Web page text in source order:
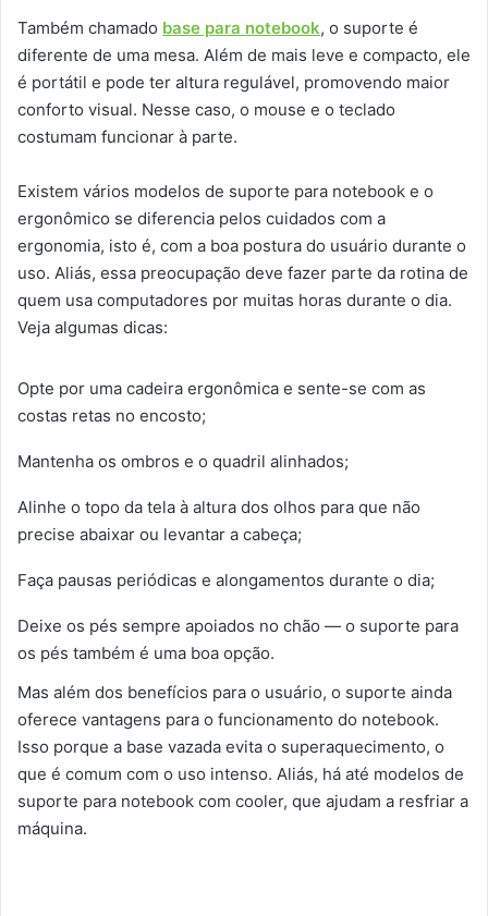
Também chamado base para notebook, o suporte é
diferente de uma mesa. Além de mais leve e compacto, ele
é portátil e pode ter altura regulável, promovendo maior
conforto visual. Nesse caso, o mouse e o teclado
costumam funcionar à parte.
Existem vários modelos de suporte para notebook e o
ergonômico se diferencia pelos cuidados com a
ergonomia, isto é, com a boa postura do usuário durante o
uso. Aliás, essa preocupação deve fazer parte da rotina de
quem usa computadores por muitas horas durante o dia.
Veja algumas dicas:
Opte por uma cadeira ergonômica e sente-se com as
costas retas no encosto;
Mantenha os ombros e o quadril alinhados;
Alinhe o topo da tela à altura dos olhos para que não
precise abaixar ou levantar a cabeça;
Faça pausas periódicas e alongamentos durante o dia;
Deixe os pés sempre apoiados no chão — o suporte para
os pés também é uma boa opção.
Mas além dos benefícios para o usuário, o suporte ainda
oferece vantagens para o funcionamento do notebook.
Isso porque a base vazada evita o superaquecimento, o
que é comum com o uso intenso. Aliás, há até modelos de
suporte para notebook com cooler, que ajudam a resfriar a
máquina.